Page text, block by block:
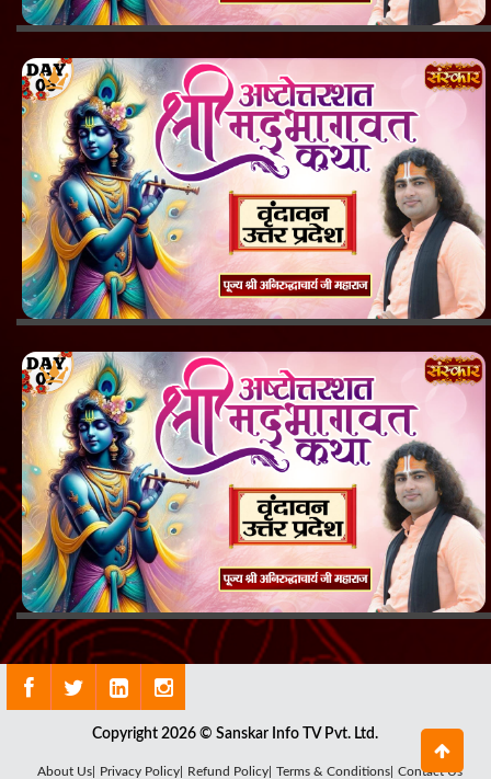
Copyright 2026 © Sanskar Info TV Pvt. Ltd.
About Us| Privacy Policy| Refund Policy| Terms & Conditions| Contact Us